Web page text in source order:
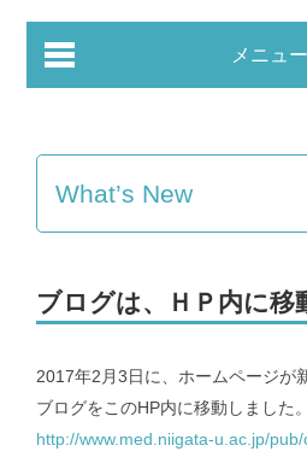
メニュー
あいさつ｜
メンバー｜
アクセス｜
What’s New
ブログは、ＨＰ内に移
2017年2月3日に、ホームページが
ブログをこのHP内に移動しました。
http://www.med.niigata-u.ac.jp/